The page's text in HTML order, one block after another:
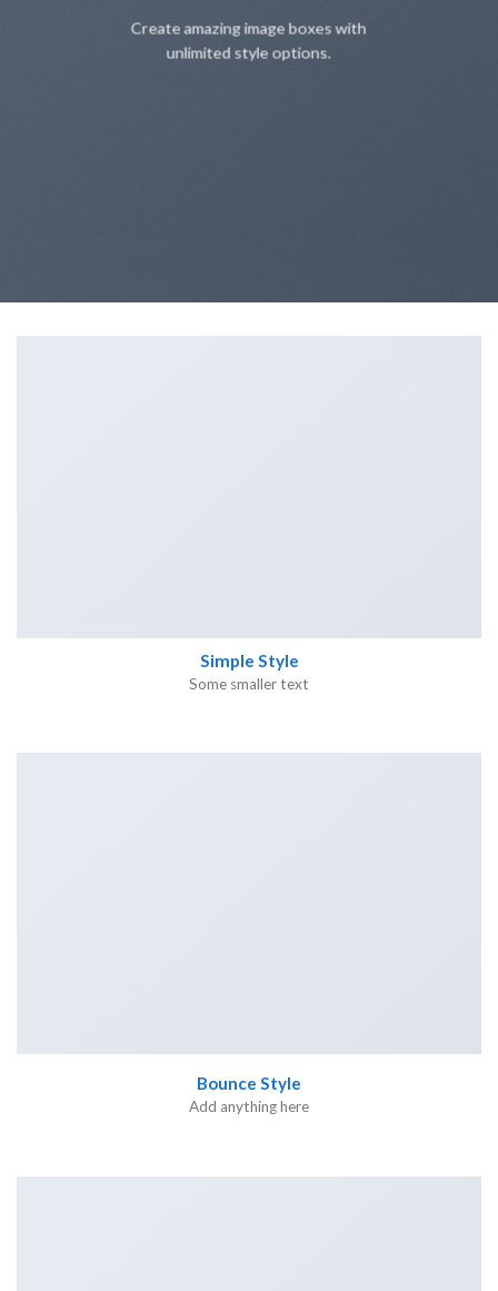
Create amazing image boxes with
unlimited style options.
Simple Style
Some smaller text
Bounce Style
Add anything here